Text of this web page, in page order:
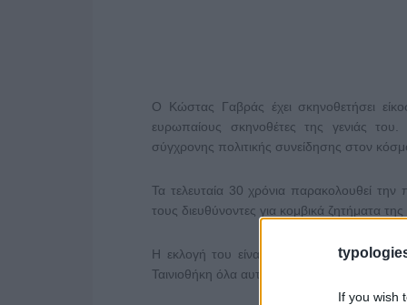
If you wish
Ο Κώστας Γαβράς έχει σκηνοθετήσει
ευρωπαίους σκηνοθέτες της γενιάς
σύγχρονης πολιτικής συνείδησης στον
Τα τελευταία 30 χρόνια παρακολουθεί την
τους διευθύνοντες για κομβικά ζητήματα
Η εκλογή του είναι το επιστέγασμα της
Ταινιοθήκη όλα αυτά τα χρόνια.